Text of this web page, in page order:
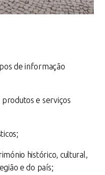
de informação
e serviços
histórico, cultural,
e do país;